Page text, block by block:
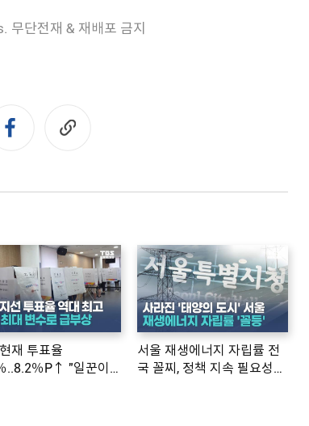
단전재 & 재배포 금지
재 투표율
..8.2％P↑ "일꾼이
서울 재생에너지 자립률 전
국 꼴찌, 정책 지속 필요성